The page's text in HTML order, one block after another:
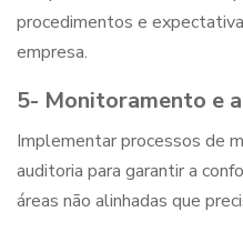
procedimentos e
empresa.
5- Monitoramento e
Implementar processos de
auditoria para garantir a
áreas não alinhadas que